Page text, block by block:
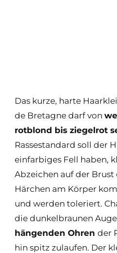
Das kurze, harte
de Bretagne darf von
rotblond bis ziegelrot
Rassestandard soll der
einfarbiges Fell haben,
Abzeichen auf der Brust
Härchen am Körper
und werden toleriert.
die dunkelbraunen
hängenden Ohren der
hin spitz zulaufen. Der